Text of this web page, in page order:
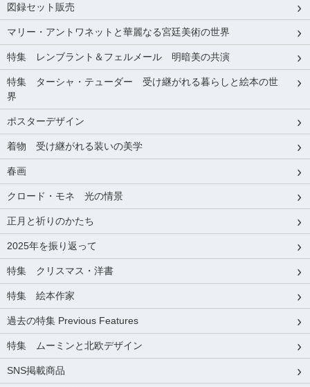
図録セット販売
マリー・アントワネットと華麗なる宮廷美術の世界
特集 レンブラント＆フェルメール 明暗美の共演
特集 ターシャ・テューダー 受け継がれる暮らしと絵本の世
界
ポスターデザイン
着物 受け継がれる装いの美学
春画
クロード・モネ 光の情景
正月と祈りのかたち
2025年を振り返って
特集 クリスマス・洋書
特集 絵本作家
過去の特集 Previous Features
特集 ムーミンと北欧デザイン
SNS掲載商品